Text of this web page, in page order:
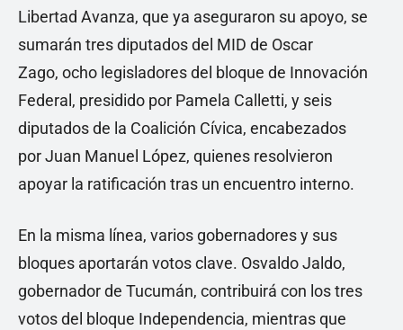
Libertad Avanza, que ya aseguraron su apoyo, se
sumarán tres diputados del MID de Oscar
Zago, ocho legisladores del bloque de Innovación
Federal, presidido por Pamela Calletti, y seis
diputados de la Coalición Cívica, encabezados
por Juan Manuel López, quienes resolvieron
apoyar la ratificación tras un encuentro interno.
En la misma línea, varios gobernadores y sus
bloques aportarán votos clave. Osvaldo Jaldo,
gobernador de Tucumán, contribuirá con los tres
votos del bloque Independencia, mientras que